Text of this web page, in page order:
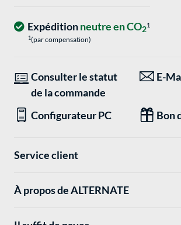
Expéditionneutre en CO21
1(par compensation)
Consulter le statut
de la commande
E-
Configurateur PC Bon
Service client
À propos de ALTERNATE